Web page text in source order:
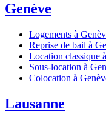
Genève
Logements à
Reprise de bail à
Location classique
Sous-location à
Colocation à
Lausanne